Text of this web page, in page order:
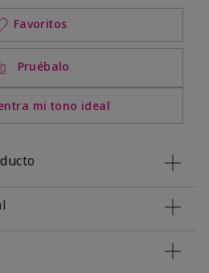
Pruébalo
mi tono ideal
Favoritos